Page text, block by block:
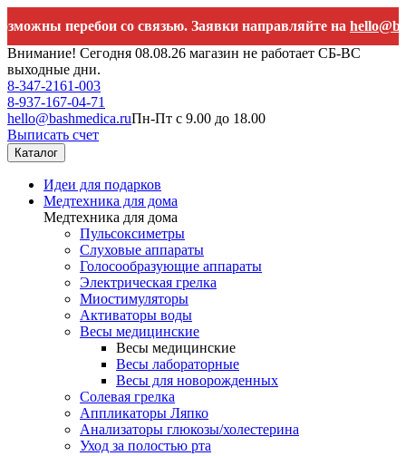
со связью. Заявки направляйте на
Внимание! Сегодня 08.08.26 магазин не работает СБ-ВС
выходные дни.
8-347-2161-003
8-937-167-04-71
hello@bashmedica.ruПн-Пт с 9.00 до 18.00
Выписать счет
Каталог
Идеи для подарков
Медтехника для дома
Медтехника для дома
Пульсоксиметры
Слуховые аппараты
Голосообразующие аппараты
Электрическая грелка
Миостимуляторы
Активаторы воды
Весы медицинские
Весы медицинские
Весы лабораторные
Весы для новорожденных
Солевая грелка
Аппликаторы Ляпко
Анализаторы глюкозы/холестерина
Уход за полостью рта